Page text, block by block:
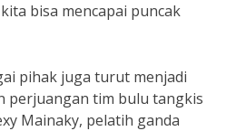
bisa mencapai puncak
pihak juga turut menjadi
perjuangan tim bulu tangkis
Mainaky, pelatih ganda